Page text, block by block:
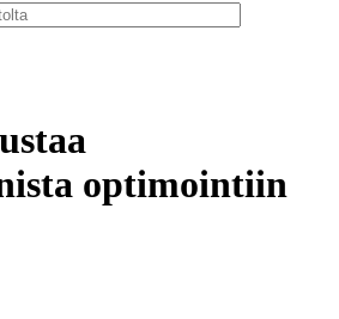
optimointiin